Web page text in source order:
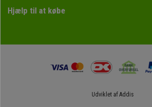
Hjælp til at købe
Udviklet afAddis